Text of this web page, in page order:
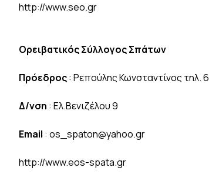
http://www.seo.gr
Ορειβατικός Σύλλογος Σπάτων
Πρόεδρος: Ρεπούλης Κωνσταντίνος τηλ.
Δ/νση : Ελ.Βενιζέλου 9
Email : os_spaton@yahoo.gr
http://www.eos-spata.gr